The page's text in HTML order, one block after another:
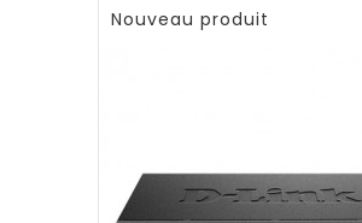
Nouveau produit